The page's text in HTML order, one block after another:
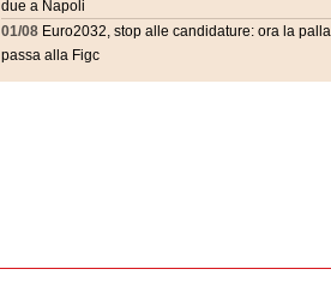
due a Napoli
01/08 Euro2032, stop alle candidature: ora la palla
passa alla Figc